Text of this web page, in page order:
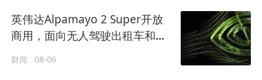
英伟达Alpamayo 2 Super开放
商用，面向无人驾驶出租车和智
财闻 08-06